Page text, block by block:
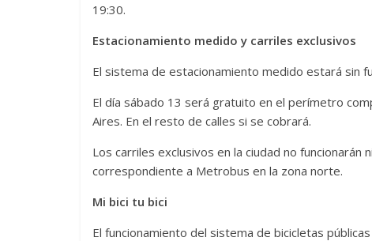
19:30.
Estacionamiento medido y carriles exclusivos
El sistema de estacionamiento medido estará sin
El día sábado 13 será gratuito en el perímetro
Aires. En el resto de calles si se cobrará.
Los carriles exclusivos en la ciudad no funcionarán
correspondiente a Metrobus en la zona norte.
Mi bici tu bici
El funcionamiento del sistema de bicicletas